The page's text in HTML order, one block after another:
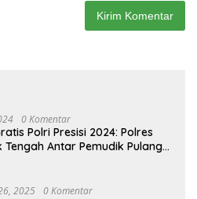
0 Komentar
Polri Presisi 2024: Polres
Tengah Antar Pemudik Pulang
2025 0 Komentar